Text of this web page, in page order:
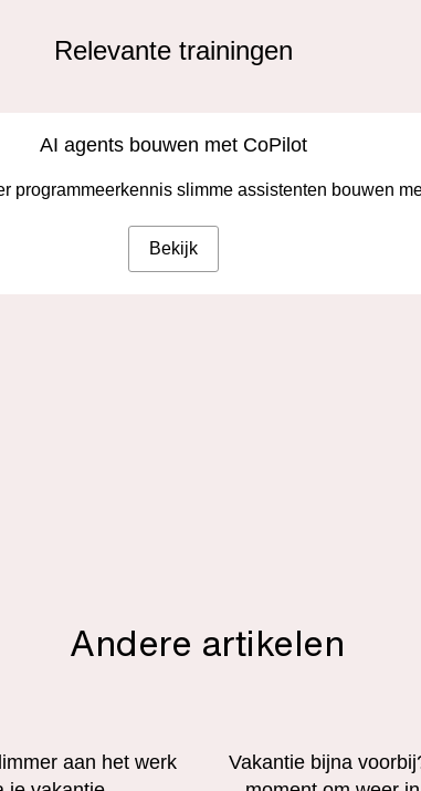
Relevante trainingen
AI agents bouwen met CoPilot
programmeerkennis slimme assistenten bouwen
Bekijk
Andere artikelen
aan het werk
Vakantie bijna